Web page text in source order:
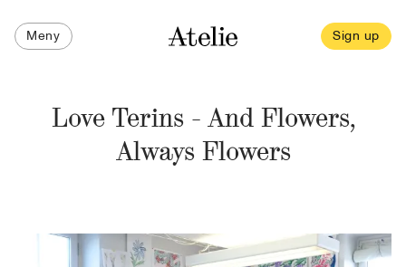
Meny Sign up
Love Terins - And Flowers,
Always Flowers